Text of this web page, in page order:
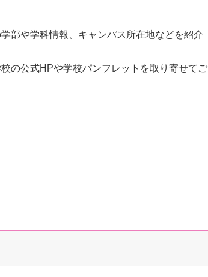
部や学科情報、キャンパス所在地などを紹介
の公式HPや学校パンフレットを取り寄せてご